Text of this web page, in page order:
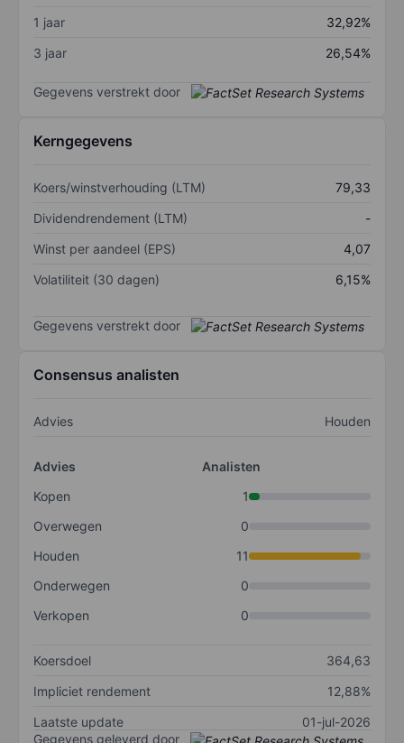
1 jaar
32,92%
3 jaar
26,54%
Gegevens verstrekt door
Kerngegevens
Koers/winstverhouding (LTM)
79,33
Dividendrendement (LTM)
-
Winst per aandeel (EPS)
4,07
Volatiliteit (30 dagen)
6,15%
Gegevens verstrekt door
Consensus analisten
Advies Houden
Advies
Analisten
Kopen
1
Overwegen
0
Houden
11
Onderwegen
0
Verkopen
0
Koersdoel
364,63
Impliciet rendement
12,88%
Laatste update
01-jul-2026
Gegevens geleverd door